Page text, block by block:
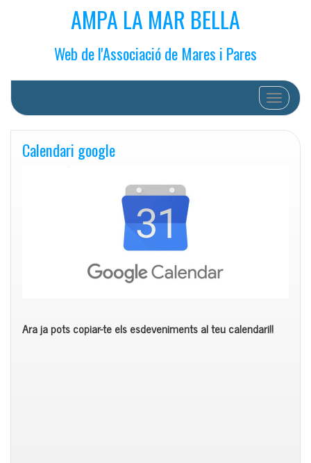
AMPA LA MAR BELLA
Web de l'Associació de Mares i Pares
Cambiar
Calendari google
Ara ja pots copiar-te els esdeveniments al teu calendari!!